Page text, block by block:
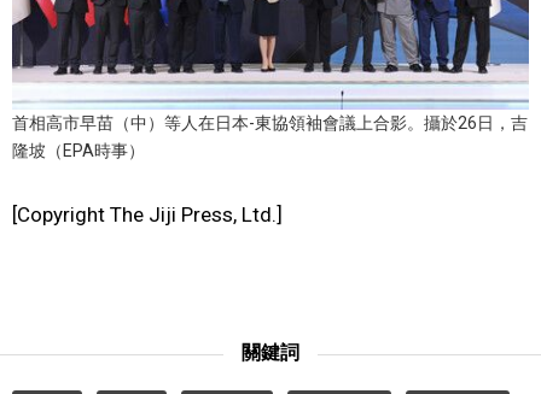
首相高市早苗（中）等人在日本-東協領袖會議上合影。攝於26日，吉
隆坡（EPA時事）
[Copyright The Jiji Press, Ltd.]
關鍵詞